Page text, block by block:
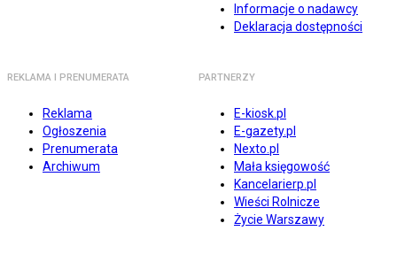
Informacje o nadawcy
Deklaracja dostępności
REKLAMA I PRENUMERATA
Reklama
Ogłoszenia
Prenumerata
Archiwum
PARTNERZY
E-kiosk.pl
E-gazety.pl
Nexto.pl
Mała księgowość
Kancelarierp.pl
Wieści Rolnicze
Życie Warszawy